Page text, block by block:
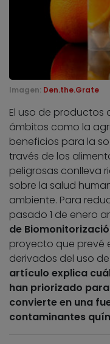
Imagen: Den.the.Grate
El uso de productos
ámbitos como la
beneficios para la
través de los
peligrosas conlleva
sobre la salud
ambiente. Para
pasado 1 de enero
de
proyecto que prevé
derivados del uso
artículo explica
han priorizado
convierte en una
contaminantes